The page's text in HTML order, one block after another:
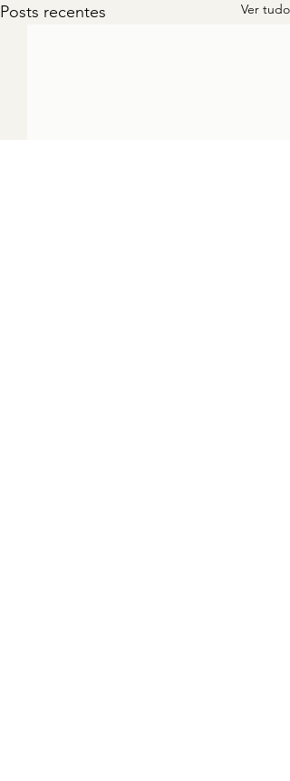
Posts recentes Ver tudo